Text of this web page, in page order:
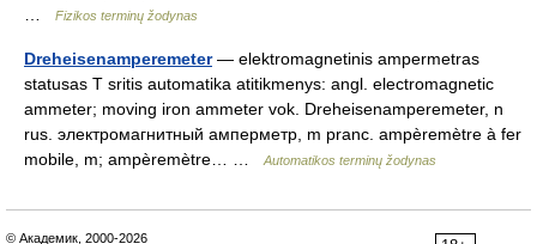
Fizikos terminų žodynas
Dreheisenamperemeter— elektromagnetinis ampermetras
statusas T sritis automatika atitikmenys: angl. electromagnetic
ammeter; moving iron ammeter vok. Dreheisenamperemeter, n
rus. электромагнитный амперметр, m pranc. ampèremètre à fer
mobile, m; ampèremètre… …
Automatikos terminų žodynas
© Академик, 2000-2026